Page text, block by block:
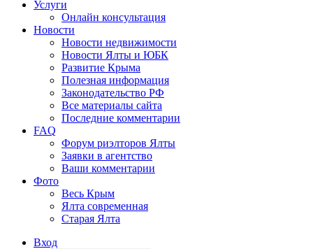
Услуги
Онлайн консультация
Новости
Новости недвижимости
Новости Ялты и ЮБК
Развитие Крыма
Полезная информация
Законодательство РФ
Все материалы сайта
Последние комментарии
FAQ
Форум риэлторов Ялты
Заявки в агентство
Ваши комментарии
Фото
Весь Крым
Ялта современная
Старая Ялта
Вход